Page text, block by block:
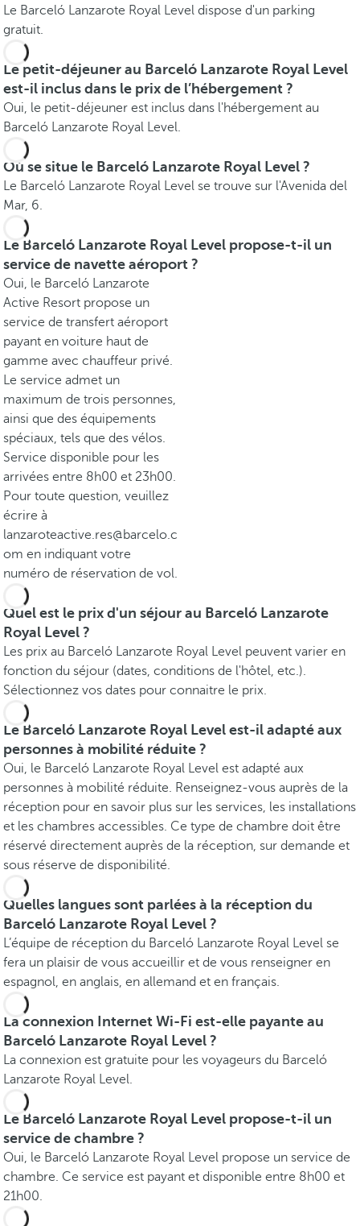
Le Barceló Lanzarote Royal Level dispose d'un parking
gratuit.
Le petit-déjeuner au Barceló Lanzarote Royal Level
est-il inclus dans le prix de l’hébergement ?
Oui, le petit-déjeuner est inclus dans l'hébergement au
Barceló Lanzarote Royal Level.
Où se situe le Barceló Lanzarote Royal Level ?
Le Barceló Lanzarote Royal Level se trouve sur l'Avenida del
Mar, 6.
Le Barceló Lanzarote Royal Level propose-t-il un
service de navette aéroport ?
Oui, le Barceló Lanzarote
Active Resort propose un
service de transfert aéroport
payant en voiture haut de
gamme avec chauffeur privé.
Le service admet un
maximum de trois personnes,
ainsi que des équipements
spéciaux, tels que des vélos.
Service disponible pour les
arrivées entre 8h00 et 23h00.
Pour toute question, veuillez
écrire à
lanzaroteactive.res@barcelo.c
om en indiquant votre
numéro de réservation de vol.
Quel est le prix d'un séjour au Barceló Lanzarote
Royal Level ?
Les prix au Barceló Lanzarote Royal Level peuvent varier en
fonction du séjour (dates, conditions de l'hôtel, etc.).
Sélectionnez vos dates pour connaitre le prix.
Le Barceló Lanzarote Royal Level est-il adapté aux
personnes à mobilité réduite ?
Oui, le Barceló Lanzarote Royal Level est adapté aux
personnes à mobilité réduite. Renseignez-vous auprès de la
réception pour en savoir plus sur les services, les installations
et les chambres accessibles. Ce type de chambre doit être
réservé directement auprès de la réception, sur demande et
sous réserve de disponibilité.
Quelles langues sont parlées à la réception du
Barceló Lanzarote Royal Level ?
L’équipe de réception du Barceló Lanzarote Royal Level se
fera un plaisir de vous accueillir et de vous renseigner en
espagnol, en anglais, en allemand et en français.
La connexion Internet Wi-Fi est-elle payante au
Barceló Lanzarote Royal Level ?
La connexion est gratuite pour les voyageurs du Barceló
Lanzarote Royal Level.
Le Barceló Lanzarote Royal Level propose-t-il un
service de chambre ?
Oui, le Barceló Lanzarote Royal Level propose un service de
chambre. Ce service est payant et disponible entre 8h00 et
21h00.